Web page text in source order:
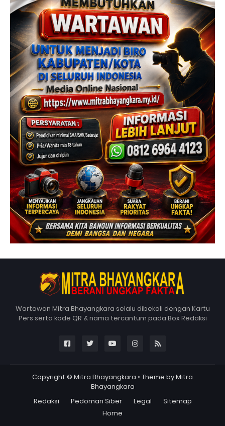
Wartawan Mitra Bhayangkara selalu dibekali dengan Kartu
Pers serta kode QR & nama tercantum pada Box Redaksi
Copyright © Mitra Bhayangkara • Theme byMitra
Bhayangkara
Redaksi
Pedoman Siber Legal
Sitemap
Home